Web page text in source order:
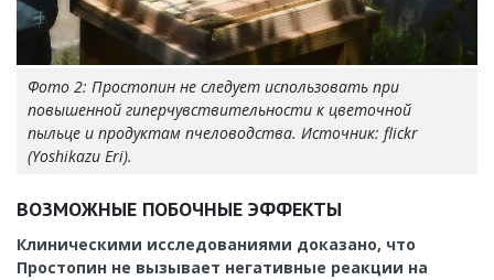
Фото 2: Простопин не следует использовать при
повышенной гиперчувствительности к цветочной
пыльце и продуктам пчеловодства. Источник: flickr
(Yoshikazu Eri).
ВОЗМОЖНЫЕ ПОБОЧНЫЕ ЭФФЕКТЫ
Клиническими исследованиями доказано, что
Простопин не вызывает негативные реакции на